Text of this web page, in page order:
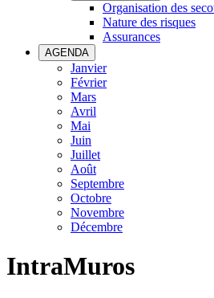
Organisation des
Nature des risques
Assurances
AGENDA
Janvier
Février
Mars
Avril
Mai
Juin
Juillet
Août
Septembre
Octobre
Novembre
Décembre
IntraMuros